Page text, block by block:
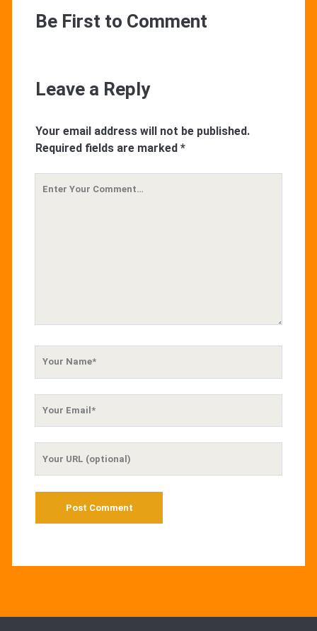
Be First to Comment
Leave a Reply
Your email address will not be published.
Required fields are marked *